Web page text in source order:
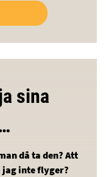
sina
då ta den? Att
inte flyger?